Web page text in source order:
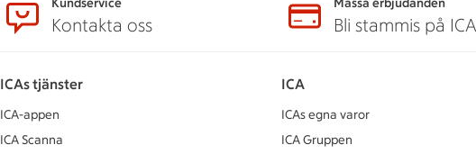
Kontakta oss Bli stammis på ICA
ICAs tjänster
ICA-appen
ICA Scanna
ICA
ICAs egna varor
ICA Gruppen